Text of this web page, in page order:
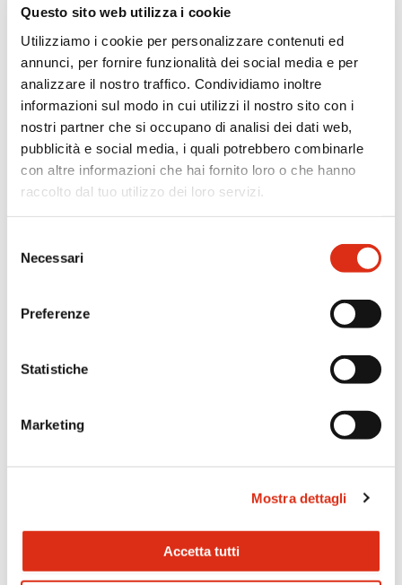
Questo sito web utilizza i cookie
Utilizziamo i cookie per personalizzare contenuti ed
annunci, per fornire funzionalità dei social media e per
analizzare il nostro traffico. Condividiamo inoltre
informazioni sul modo in cui utilizzi il nostro sito con i
nostri partner che si occupano di analisi dei dati web,
pubblicità e social media, i quali potrebbero combinarle
con altre informazioni che hai fornito loro o che hanno
raccolto dal tuo utilizzo dei loro servizi.
delNecessari
Preferenze
Statistiche
Marketing
Mostra dettagli
Accetta tutti
RECENSIONI
ALTRI GUSTI DELLA STESSA GAMMA
Ti potrebbe interessare